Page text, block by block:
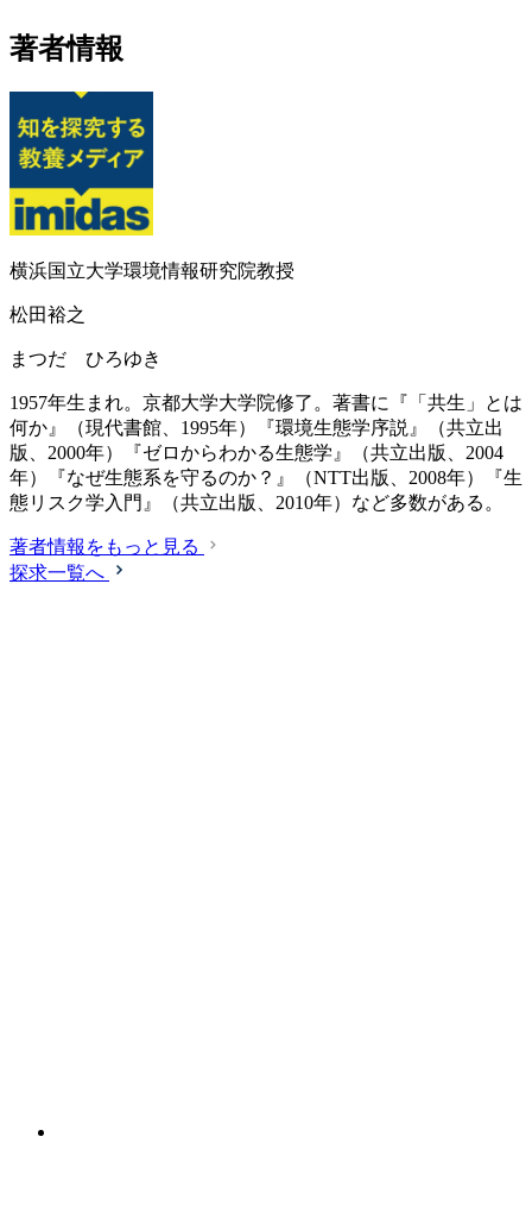
著者情報
横浜国立大学環境情報研究院教授
松田裕之
まつだ ひろゆき
1957年生まれ。京都大学大学院修了。著書に『「共生」とは
何か』（現代書館、1995年）『環境生態学序説』（共立出
版、2000年）『ゼロからわかる生態学』（共立出版、2004
年）『なぜ生態系を守るのか？』（NTT出版、2008年）『生
態リスク学入門』（共立出版、2010年）など多数がある。
著者情報をもっと見る
探求一覧へ